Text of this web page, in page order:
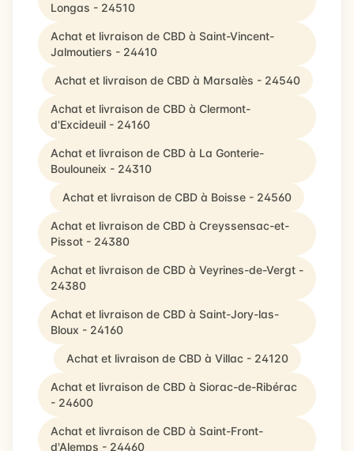
Longas - 24510
Achat et livraison de CBD à Saint-Vincent-
Jalmoutiers - 24410
Achat et livraison de CBD à Marsalès - 24540
Achat et livraison de CBD à Clermont-
d'Excideuil - 24160
Achat et livraison de CBD à La Gonterie-
Boulouneix - 24310
Achat et livraison de CBD à Boisse - 24560
Achat et livraison de CBD à Creyssensac-et-
Pissot - 24380
Achat et livraison de CBD à Veyrines-de-Vergt -
24380
Achat et livraison de CBD à Saint-Jory-las-
Bloux - 24160
Achat et livraison de CBD à Villac - 24120
Achat et livraison de CBD à Siorac-de-Ribérac
- 24600
Achat et livraison de CBD à Saint-Front-
d'Alemps - 24460